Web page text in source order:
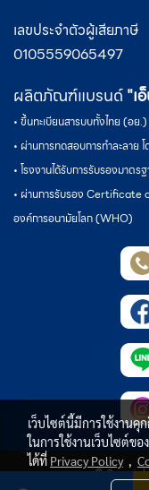
เลขประจำตัวผู้เสียภาษี
0105559065497
ผลิตภัณฑ์แบรนด์"เ
• ขึ้นทะเบียนสารบบทั้งไทย (อย
• ผ่านการทดสอบการทำละลาย
• โรงงานได้รับการรับรองมาตร
• ผ่านการรับรอง
องค์การอนามัยโลก (WHO)
©
เว็บไซต์นี้มีการใช้งาน
ในการใช้งานเว็บไซต์ข
ได้ที่ Privacy Policy,